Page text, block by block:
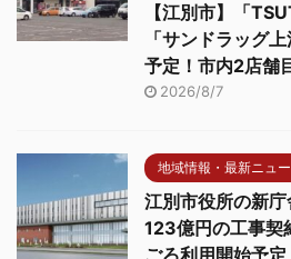
【江別市】「
「サンドラッグ
予定！市内2店舗
2026/8/7
地域情報・最新ニュ
江別市役所の新
123億円の工事